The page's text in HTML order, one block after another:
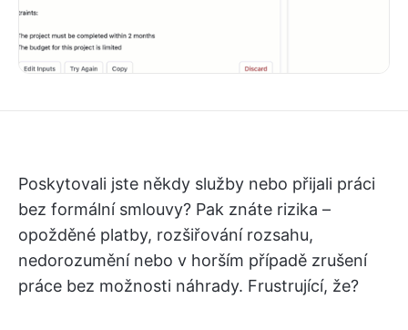
Poskytovali jste někdy služby nebo přijali práci
bez formální smlouvy? Pak znáte rizika –
opožděné platby, rozšiřování rozsahu,
nedorozumění nebo v horším případě zrušení
práce bez možnosti náhrady. Frustrující, že?